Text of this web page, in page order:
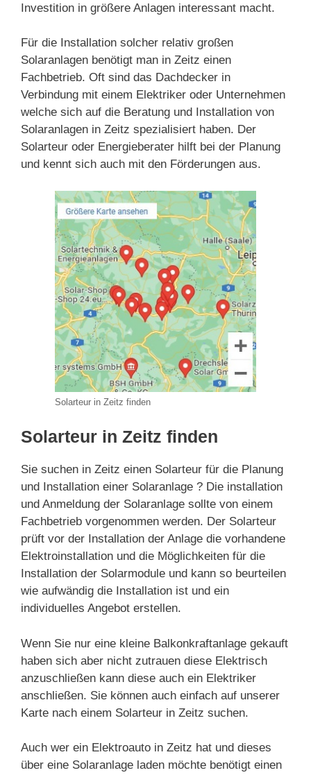
Investition in größere Anlagen interessant macht.
Für die Installation solcher relativ großen
Solaranlagen benötigt man in Zeitz einen
Fachbetrieb. Oft sind das Dachdecker in
Verbindung mit einem Elektriker oder Unternehmen
welche sich auf die Beratung und Installation von
Solaranlagen in Zeitz spezialisiert haben. Der
Solarteur oder Energieberater hilft bei der Planung
und kennt sich auch mit den Förderungen aus.
Solarteur in Zeitz finden
Solarteur in Zeitz finden
Sie suchen in Zeitz einen Solarteur für die Planung
und Installation einer Solaranlage ? Die installation
und Anmeldung der Solaranlage sollte von einem
Fachbetrieb vorgenommen werden. Der Solarteur
prüft vor der Installation der Anlage die vorhandene
Elektroinstallation und die Möglichkeiten für die
Installation der Solarmodule und kann so beurteilen
wie aufwändig die Installation ist und ein
individuelles Angebot erstellen.
Wenn Sie nur eine kleine Balkonkraftanlage gekauft
haben sich aber nicht zutrauen diese Elektrisch
anzuschließen kann diese auch ein Elektriker
anschließen. Sie können auch einfach auf unserer
Karte nach einem Solarteur in Zeitz suchen.
Auch wer ein Elektroauto in Zeitz hat und dieses
über eine Solaranlage laden möchte benötigt einen